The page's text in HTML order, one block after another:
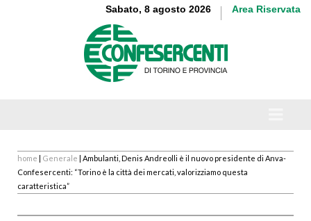
Sabato, 8 agosto 2026 Area Riservata
home | Generale | Ambulanti, Denis Andreolli è il nuovo presidente di Anva-
Confesercenti: “Torino è la città dei mercati, valorizziamo questa
caratteristica”